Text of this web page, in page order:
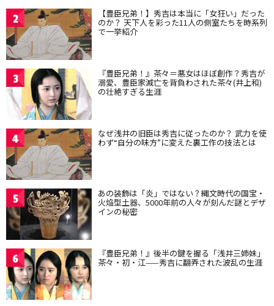
2 【豊臣兄弟！】秀吉は本当に「女狂い」だった
のか？ 天下人を彩った11人の側室たちを時系列
で一挙紹介
3 『豊臣兄弟！』茶々＝悪女はほぼ創作？秀吉が
溺愛、豊臣家滅亡を背負わされた茶々(井上和)
の壮絶すぎる生涯
4 なぜ浅井の旧臣は秀吉に従ったのか？ 武力を使
わず“自分の味方”に変えた裏工作の技法とは
5 あの装飾は「炎」ではない？縄文時代の国宝・
火焔型土器、5000年前の人々が刻んだ謎とデザ
インの秘密
6 『豊臣兄弟！』後半の鍵を握る「浅井三姉妹」
茶々・初・江——秀吉に翻弄された波乱の生涯